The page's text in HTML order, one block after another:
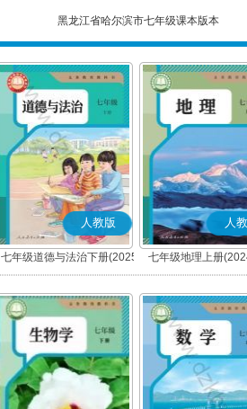
黑龙江省哈尔滨市七年级课本版本
人教版
七年级道德与法治下册(2025
春版)(部编版)
人
七年级地理上册